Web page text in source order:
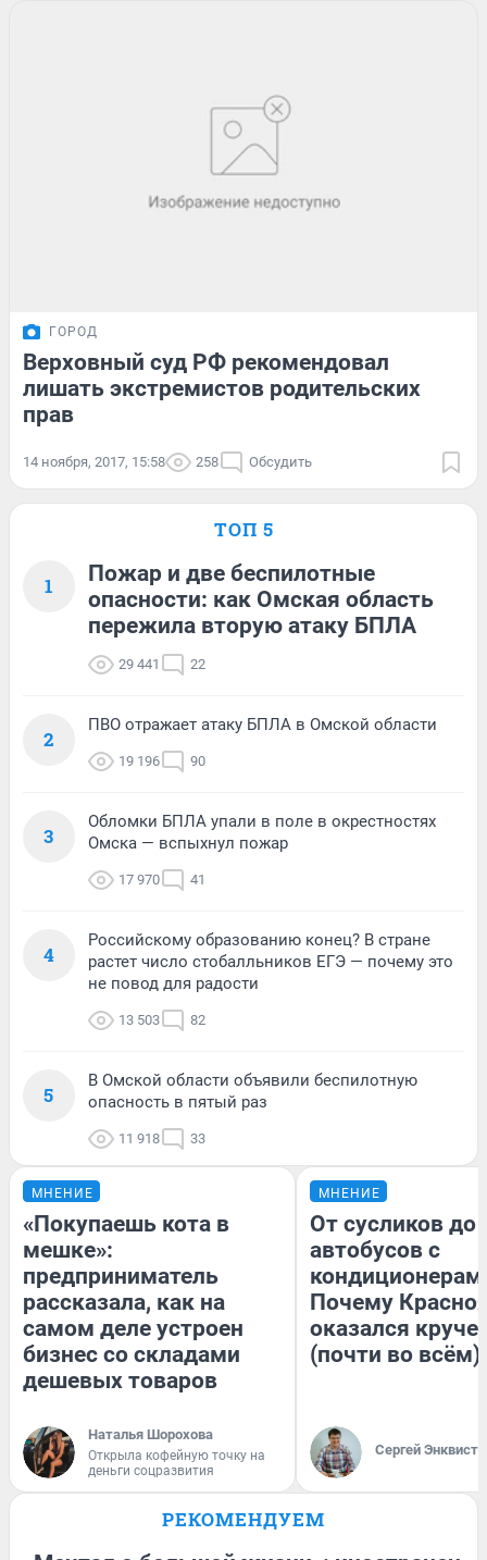
ГОРОД
Верховный суд РФ рекомендовал
лишать экстремистов родительских
прав
14 ноября, 2017, 15:58 258 Обсудить
ТОП 5
1
Пожар и две беспилотные
опасности: как Омская область
пережила вторую атаку БПЛА
29 441 22
2
ПВО отражает атаку БПЛА в Омской области
19 196 90
3
Обломки БПЛА упали в поле в окрестностях
Омска — вспыхнул пожар
17 970 41
4
Российскому образованию конец? В стране
растет число стобалльников ЕГЭ — почему это
не повод для радости
13 503 82
5
В Омской области объявили беспилотную
опасность в пятый раз
11 918 33
МНЕНИЕ
«Покупаешь кота в
мешке»:
предприниматель
рассказала, как на
самом деле устроен
бизнес со складами
дешевых товаров
Наталья Шорохова
Открыла кофейную точку на
деньги соцразвития
МНЕНИЕ
От сусликов до
автобусов с
Почему
оказался
(почти во всём)
Сергей Энквист
РЕКОМЕНДУЕМ